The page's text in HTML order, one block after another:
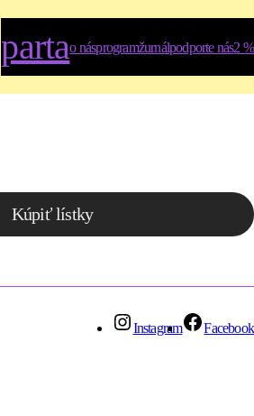
partao násprogramžurnálpodporte nás2 %
Kúpiť lístky
Instagram Facebook